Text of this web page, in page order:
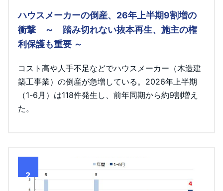
ハウスメーカーの倒産、26年上半期9割増の
衝撃 ～ 踏み切れない抜本再生、施主の権
利保護も重要 ～
コスト高や人手不足などでハウスメーカー（木造建
築工事業）の倒産が急増している。2026年上半期
（1-6月）は118件発生し、前年同期から約9割増え
た。
2